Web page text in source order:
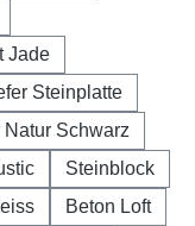
Jade
Steinplatte
Natur Schwarz
Steinblock
Beton Loft